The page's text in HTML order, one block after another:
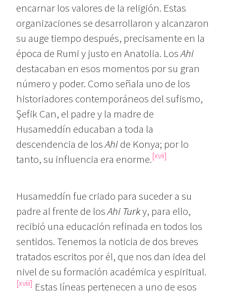
encarnar los valores de la religión. Estas
organizaciones se desarrollaron y alcanzaron
su auge tiempo después, precisamente en la
época de Rumi y justo en Anatolia. LosAhi
destacaban en esos momentos por su gran
número y poder. Como señala uno de los
historiadores contemporáneos del sufismo,
Şefik Can, el padre y la madre de
Husameddín educaban a toda la
descendencia de losAhide Konya; por lo
tanto, su influencia era enorme.[xvii]
Husameddín fue criado para suceder a su
padre al frente de losAhi Turky, para ello,
recibió una educación refinada en todos los
sentidos. Tenemos la noticia de dos breves
tratados escritos por él, que nos dan idea del
nivel de su formación académica y espiritual.
[xviii] Estas líneas pertenecen a uno de esos